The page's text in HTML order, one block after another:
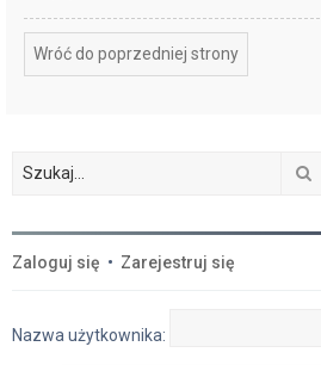
Wróć do poprzedniej strony
Zaloguj się • Zarejestruj się
Nazwa użytkownika: